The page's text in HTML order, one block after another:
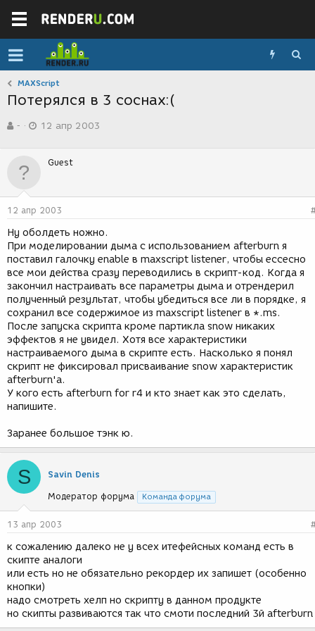
MAXScript
Потерялся в 3 соснах:(
в
р
м
-
а
д
н
и
я
12 апр 2003
Guest
12 апр 2003
Ну оболдеть ножно.
При моделировании дыма с использованием afterburn я
поставил галочку enable в maxscript listener, чтобы ессесно
все мои действа сразу переводились в скрипт-код. Когда я
закончил настраивать все параметры дыма и отрендерил
полученный результат, чтобы убедиться все ли в порядке, я
сохранил все содержимое из maxscript listener в *.ms.
После запуска скрипта кроме партикла snow никаких
эффектов я не увидел. Хотя все характеристики
настраиваемого дыма в скрипте есть. Насколько я понял
скрипт не фиксировал присваивание snow характеристик
afterburn'a.
У кого есть afterburn for r4 и кто знает как это сделать,
напишите.
Заранее большое тэнк ю.
S Savin Denis
Модератор форума Команда форума
13 апр 2003
к сожалению далеко не у всех итефейсных команд есть в
скипте аналоги
или есть но не обязательно рекордер их запишет (особенно
кнопки)
надо смотреть хелп но скрипту в данном продукте
но скипты развиваются так что смоти последний 3й afterburn